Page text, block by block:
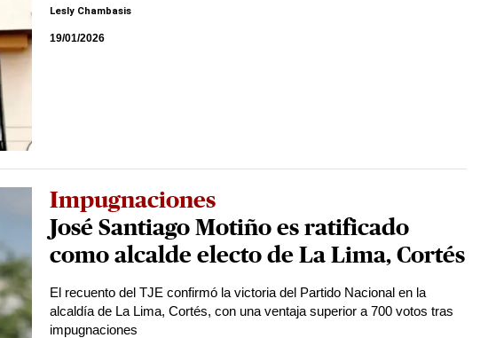
Lesly Chambasis
19/01/2026
Impugnaciones
José Santiago Motiño es ratificado
como alcalde electo de La Lima, Cortés
El recuento del TJE confirmó la victoria del Partido Nacional en la
alcaldía de La Lima, Cortés, con una ventaja superior a 700 votos tras
impugnaciones